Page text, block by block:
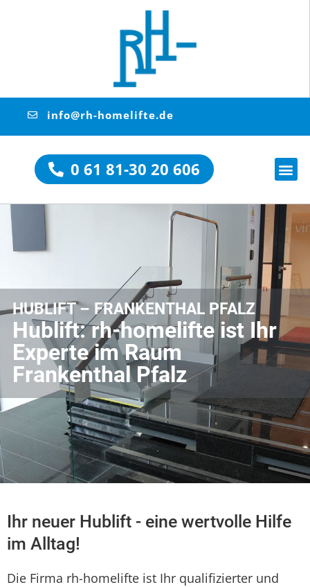
info@rh-homelifte.de
0 61 81-30 20 606
HUBLIFT – FRANKENTHAL PFALZ
Hublift: rh-homelifte ist Ihr
Experte im Raum
Frankenthal Pfalz
Ihr neuer Hublift - eine wertvolle Hilfe
im Alltag!
Die Firma rh-homelifte ist Ihr qualifizierter und